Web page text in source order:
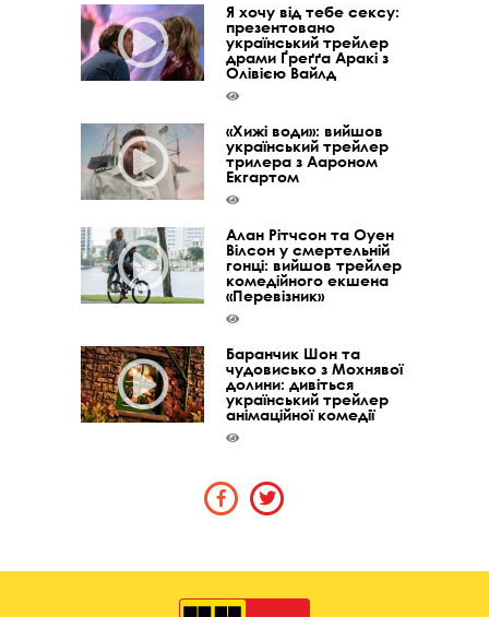
Я хочу від тебе сексу:
презентовано
український трейлер
драми Ґреґґа Аракі з
Олівією Вайлд
«Хижі води»: вийшов
український трейлер
трилера з Аароном
Екгартом
Алан Рітчсон та Оуен
Вілсон у смертельній
гонці: вийшов трейлер
комедійного екшена
«Перевізник»
Баранчик Шон та
чудовисько з Мохнявої
долини: дивіться
український трейлер
анімаційної комедії